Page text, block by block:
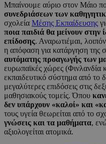
Μπαίνουμε αύριο στον Μάιο
συνεδριάσεων των
σχολεία Μέσης Εκπαίδευσης
ποια παιδιά θα μείνουν
επίδοσης. Αναρωτιέμαι,
η απόφαση για κατάργηση της
αυτόματης προαγωγής των
ευρωπαϊκές χώρες (Φινλανδία
εκπαιδευτικό σύστημα από το
μεγαλύτερες επιδόσεις στις
μαθησιακούς τομείς. Όπου
δεν υπάρχουν «καλοί» και
τους υγεία θεωρείται από το
γνώσεις και τα μαθήματα,
αξιολογείται ατομικά.